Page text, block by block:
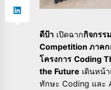
ดีป้า เปิดฉากกิจกรรม
Competition ภาคก
โครงการ Coding
the Future เดินหน้
ทักษะ Coding และ